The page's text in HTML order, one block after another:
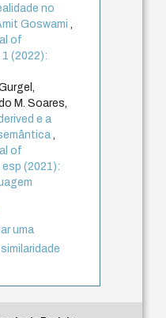
no
Goswami,
of
1 (2022):
M. Soares,
e a
,
of
esp (2021):
uma